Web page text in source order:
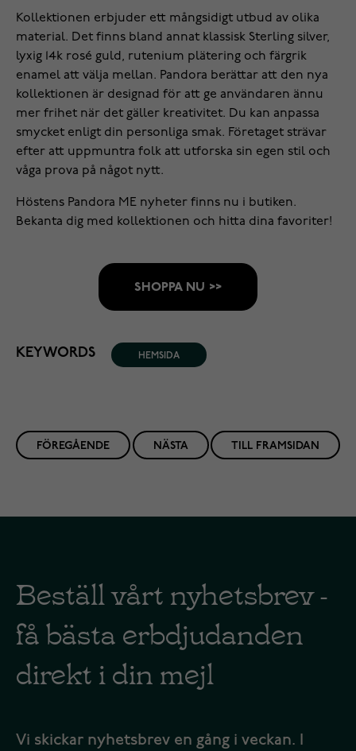
Kollektionen erbjuder ett mångsidigt utbud av olika
material. Det finns bland annat klassisk Sterling silver,
lyxig 14k rosé guld, rutenium plätering och färgrik
enamel att välja mellan. Pandora berättar att den nya
kollektionen är designad för att ge användaren ännu
mer frihet när det gäller kreativitet. Du kan anpassa
smycket enligt din personliga smak. Företaget strävar
efter att uppmuntra folk att utforska sin egen stil och
våga prova på något nytt.
Höstens Pandora ME nyheter finns nu i butiken.
Bekanta dig med kollektionen och hitta dina favoriter!
SHOPPA NU >>
KEYWORDS HEMSIDA
FÖREGÅENDE TILL FRAMSIDAN
NÄSTA
Beställ vårt nyhetsbrev -
få bästa erbdjudanden
direkt i din mejl
Vi skickar nyhetsbrev en gång i veckan. I